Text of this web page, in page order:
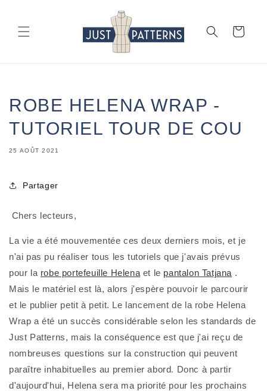
au
contenu
Panier
ROBE HELENA WRAP -
TUTORIEL TOUR DE COU
25 AOÛT 2021
Partager
Chers lecteurs,
La vie a été mouvementée ces deux derniers mois, et je
n'ai pas pu réaliser tous les tutoriels que j'avais prévus
pour la robe portefeuille Helena et le pantalon Tatjana .
Mais le matériel est là, alors j'espère pouvoir le parcourir
et le publier petit à petit. Le lancement de la robe Helena
Wrap a été un succès considérable selon les standards de
Just Patterns, mais la conséquence est que j'ai reçu de
nombreuses questions sur la construction qui peuvent
paraître inhabituelles au premier abord. Donc à partir
d'aujourd'hui, Helena sera ma priorité pour les prochains